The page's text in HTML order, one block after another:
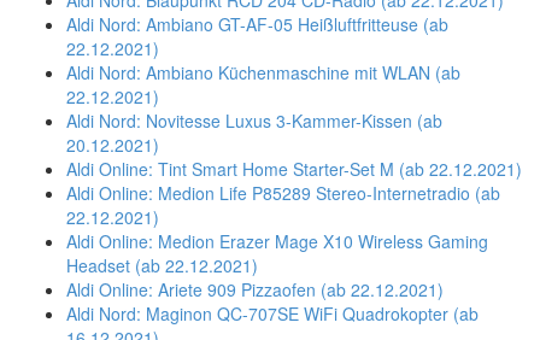
Aldi Nord: Ambiano GT-AF-05 Heißluftfritteuse (ab
22.12.2021)
Aldi Nord: Ambiano Küchenmaschine mit WLAN (ab
22.12.2021)
Aldi Nord: Novitesse Luxus 3-Kammer-Kissen (ab
20.12.2021)
Aldi Online: Tint Smart Home Starter-Set M (ab 22.12.2021)
Aldi Online: Medion Life P85289 Stereo-Internetradio (ab
22.12.2021)
Aldi Online: Medion Erazer Mage X10 Wireless Gaming
Headset (ab 22.12.2021)
Aldi Online: Ariete 909 Pizzaofen (ab 22.12.2021)
Aldi Nord: Maginon QC-707SE WiFi Quadrokopter (ab